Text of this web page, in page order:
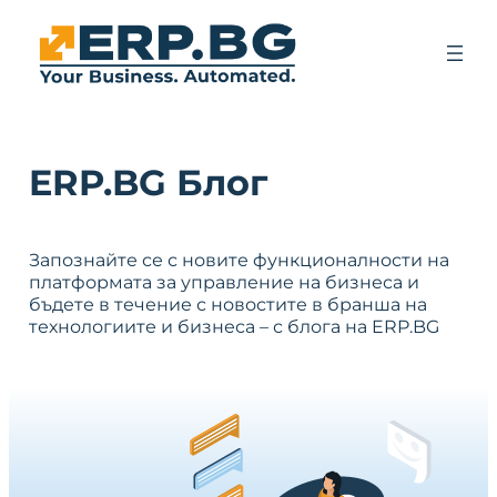
ERP.BG Блог
Запознайте се с новите функционалности на
платформата за управление на бизнеса и
бъдете в течение с новостите в бранша на
технологиите и бизнеса – с блога на ERP.BG